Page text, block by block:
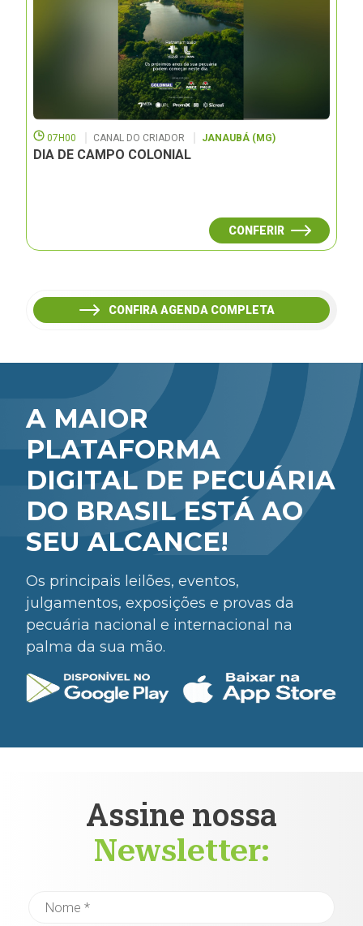
07H00 CANAL DO CRIADOR JANAUBÁ (MG)
DIA DE CAMPO COLONIAL
CONFERIR
CONFIRA AGENDA COMPLETA
A MAIOR
PLATAFORMA
DIGITAL DE PECUÁRIA
DO BRASIL ESTÁ AO
SEU ALCANCE!
Os principais leilões, eventos,
julgamentos, exposições e provas da
pecuária nacional e internacional na
palma da sua mão.
Assine nossa
Newsletter: